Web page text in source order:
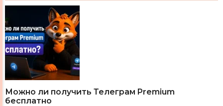
Можно ли получить Телеграм Premium
бесплатно